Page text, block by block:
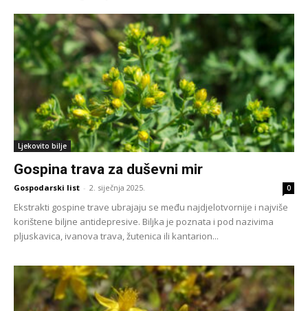
Ljekovito bilje
Gospina trava za duševni mir
Gospodarski list - 2. siječnja 2025. 0
Ekstrakti gospine trave ubrajaju se među najdjelotvornije i najviše
korištene biljne antidepresive. Biljka je poznata i pod nazivima
pljuskavica, ivanova trava, žutenica ili kantarion...